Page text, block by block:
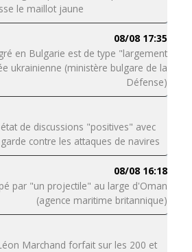
le maillot jaune
08/08 17:35
en Bulgarie est de type "largement
ukrainienne (ministère bulgare de la
Défense)
de discussions "positives" avec
contre les attaques de navires
08/08 16:18
par "un projectile" au large d'Oman
(agence maritime britannique)
Marchand forfait sur les 200 et